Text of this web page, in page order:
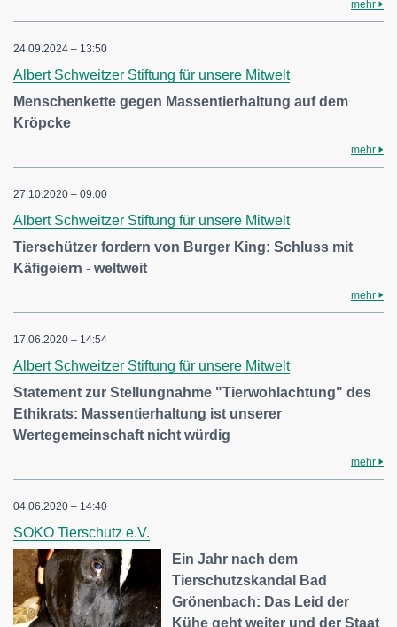
mehr
24.09.2024 – 13:50
Albert Schweitzer Stiftung für unsere Mitwelt
Menschenkette gegen Massentierhaltung auf dem
Kröpcke
mehr
27.10.2020 – 09:00
Albert Schweitzer Stiftung für unsere Mitwelt
Tierschützer fordern von Burger King: Schluss mit
Käfigeiern - weltweit
mehr
17.06.2020 – 14:54
Albert Schweitzer Stiftung für unsere Mitwelt
Statement zur Stellungnahme "Tierwohlachtung" des
Ethikrats: Massentierhaltung ist unserer
Wertegemeinschaft nicht würdig
mehr
04.06.2020 – 14:40
SOKO Tierschutz e.V.
Ein Jahr nach dem
Tierschutzskandal Bad
Grönenbach: Das Leid der
Kühe geht weiter und der Staat